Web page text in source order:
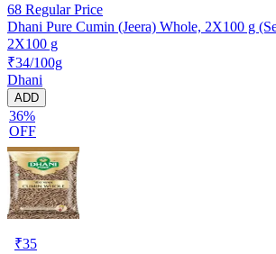
68 Regular Price
Dhani Pure Cumin (Jeera) Whole, 2X100 g
2X100 g
₹34/100g
Dhani
ADD
36%
OFF
₹35